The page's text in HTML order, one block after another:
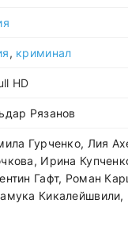
, криминал
HD
Рязанов
Гурченко, Лия
Ирина
Гафт, Роман
Кикалейшвили,